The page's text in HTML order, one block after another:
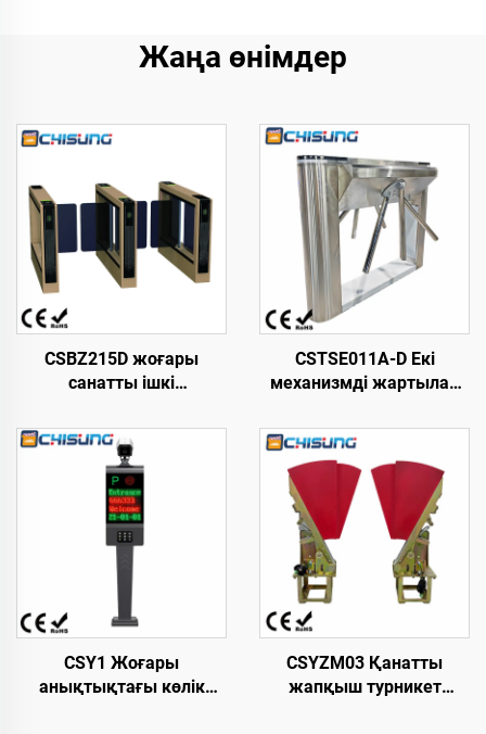
Жаңа өнімдер
CSBZ215D жоғары
санатты ішкі
жылдамдықты
айдағыш қақпа, өзі
әзірлеген қозғалтқыш,
темірден жасалған
ыстықтай
домалақталған парақ
корпус, құйма темір
механизмі
CSTSE011A-D Екі
механизмді жартылай
триподты турникет 1200
мм ұзындық х 470 мм
ені х 980 мм биіктік LED
жолағы бар ені
үлкейтілген шығыңқы
CSY1 Жоғары
анықтықтағы көлік
CSYZM03 Қанатты
жапқыш турникет